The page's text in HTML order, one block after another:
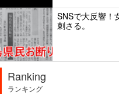
SNSで大反響！
刺さる。
Ranking
ランキング